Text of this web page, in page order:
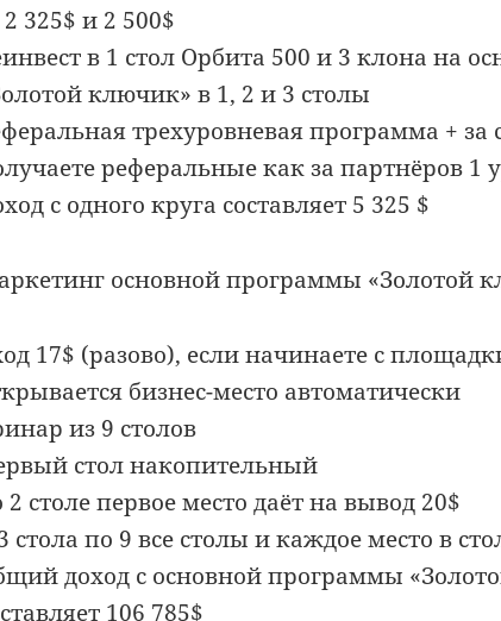
325$ и 2 500$
в 1 стол Орбита 500 и 3 клона на
ключик» в 1, 2 и 3 столы
трехуровневая программа +
реферальные как за партнёров 1
с одного круга составляет 5 325 $
основной программы «Золотой
17$ (разово), если начинаете с
бизнес-место автоматически
из 9 столов
стол накопительный
2 столе первое место даёт на вывод 20$
стола по 9 все столы и каждое место в
доход с основной программы
106 785$